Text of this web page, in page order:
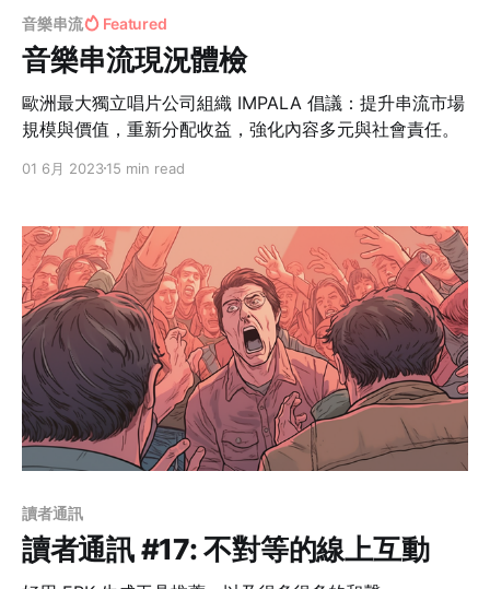
音樂串流 Featured
音樂串流現況體檢
歐洲最大獨立唱片公司組織 IMPALA 倡議：提升串流市場
規模與價值，重新分配收益，強化內容多元與社會責任。
01 6月 202315 min read
讀者通訊
讀者通訊 #17: 不對等的線上互動